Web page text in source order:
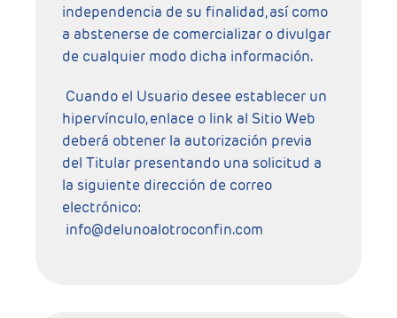
independencia de su finalidad, así como
a abstenerse de comercializar o divulgar
de cualquier modo dicha información.
Cuando el Usuario desee establecer un
hipervínculo, enlace o link al Sitio Web
deberá obtener la autorización previa
del Titular presentando una solicitud a
la siguiente dirección de correo
electrónico:
info@delunoalotroconfin.com